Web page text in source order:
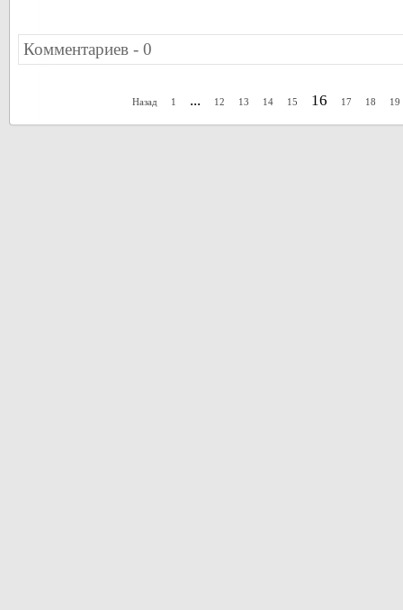
Комментариев - 0
Назад 1 ... 12 13 14 15 16 17 18 19